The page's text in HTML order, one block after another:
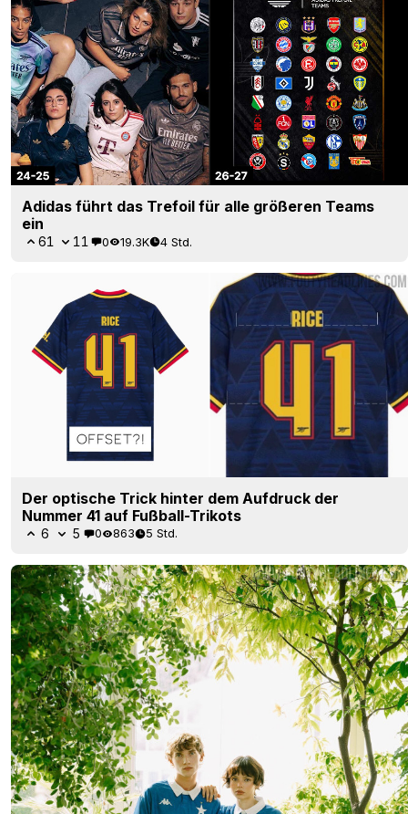
Adidas führt das Trefoil für alle größeren Teams
ein
61 11 0 19.3K 4 Std.
Der optische Trick hinter dem Aufdruck der
Nummer 41 auf Fußball-Trikots
6 5 0 863 5 Std.